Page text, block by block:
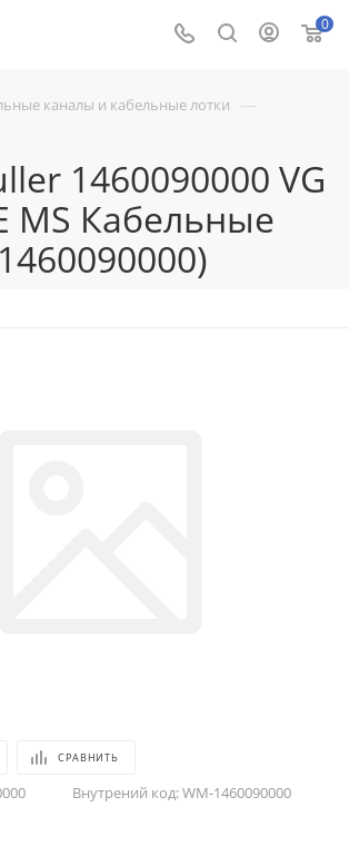
0
каналы и кабельные лотки —
1460090000 VG
MS Кабельные
СРАВНИТЬ
Внутрений код:WM-1460090000